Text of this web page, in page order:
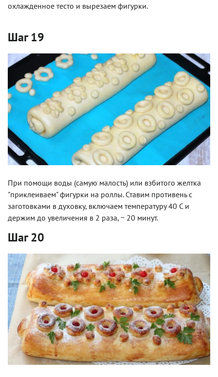
охлажденное тесто и вырезаем фигурки.
Шаг 19
При помощи воды (самую малость) или взбитого желтка
"приклеиваем" фигурки на роллы. Ставим противень с
заготовками в духовку, включаем температуру 40 С и
держим до увеличения в 2 раза, ~ 20 минут.
Шаг 20